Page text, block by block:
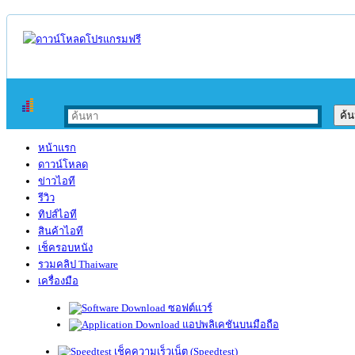
หน้าแรก
ดาวน์โหลด
ข่าวไอที
รีวิว
ทิปส์ไอที
สินค้าไอที
เช็ครอบหนัง
รวมคลิป Thaiware
เครื่องมือ
ซอฟต์แวร์
แอปพลิเคชันบนมือถือ
เช็คความเร็วเน็ต (Speedtest)